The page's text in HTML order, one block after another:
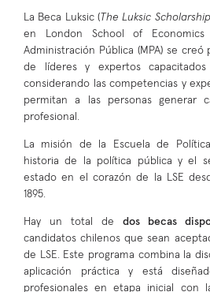
La Beca Luksic (The Luksic Scholarship
en London School of
Administración Pública (MPA) se creó
de líderes y expertos
considerando ​​las competencias y
permitan a las personas generar
profesional.
La misión de la Escuela de
historia de la política pública y el
estado en el corazón de la LSE
1895.
Hay un total de dos becas
candidatos chilenos que sean
de LSE. Este programa combina la
aplicación práctica y está
profesionales en etapa inicial con